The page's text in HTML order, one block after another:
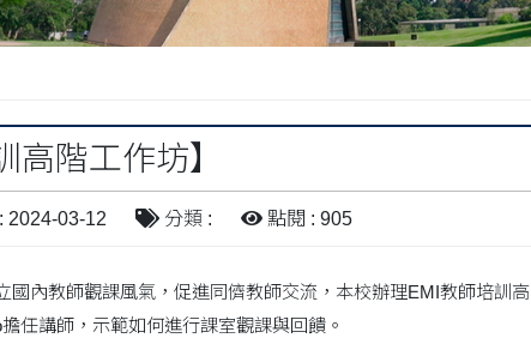
階工作坊】
2024-03-12 分類 : 點閱 : 905
內教師觀課風氣，促進同儕教師交流，本校辦理EMI教師培訓高
任講師，示範如何進行課室觀課與回饋。